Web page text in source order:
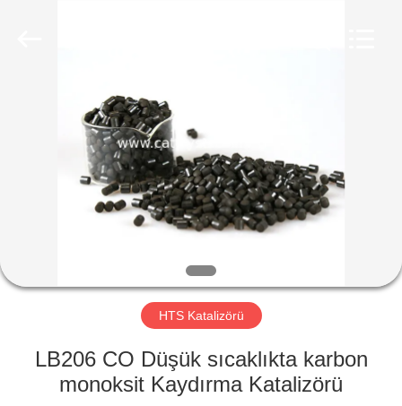
ÜRÜNLER
HAKKIMIZDA
FABRIKA
TURU
KALITE
KONTROL
HTS Katalizörü
LB206 CO Düşük sıcaklıkta karbon
monoksit Kaydırma Katalizörü